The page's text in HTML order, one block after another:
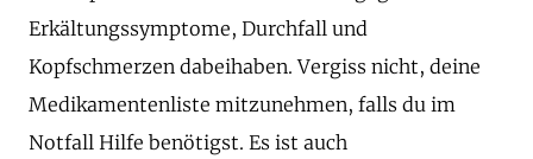
Erkältungssymptome, Durchfall und
Kopfschmerzen dabeihaben. Vergiss nicht, deine
Medikamentenliste mitzunehmen, falls du im
Notfall Hilfe benötigst. Es ist auch